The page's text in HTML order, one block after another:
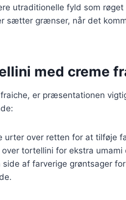
utraditionelle fyld som
sætter grænser, når det
med creme
er præsentationen
urter over retten for at tilføje
over tortellini for ekstra
af farverige grøntsager